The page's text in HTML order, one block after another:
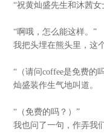
“祝黄灿盛先生和沐茜女
“啊哦，怎么能这样。”
我把头埋在熊头里，这个
“（请问coffee是免费的
灿盛装作生气地叫道。
“（免费的吗？）”
我也问了一句，作弄我们